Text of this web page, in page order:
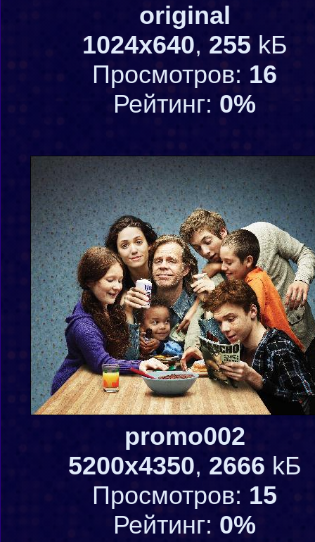
original
1024x640, 255 kБ
Просмотров: 16
Рейтинг: 0%
promo002
5200x4350, 2666 kБ
Просмотров: 15
Рейтинг: 0%